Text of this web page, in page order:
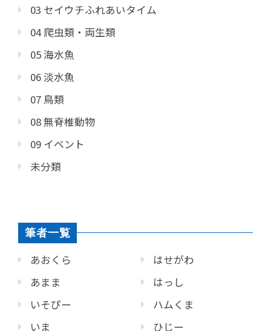
03 セイウチふれあいタイム
04 爬虫類・両生類
05 海水魚
06 淡水魚
07 鳥類
08 無脊椎動物
09 イベント
未分類
筆者一覧
あおくら
あまま
いそぴー
いま
はせがわ
はっし
ハムくま
ひじー